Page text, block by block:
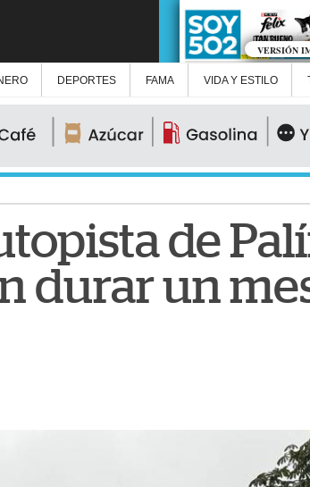
VERSIÓN
DEPORTES FAMA VIDA Y ESTILO
de
durar un